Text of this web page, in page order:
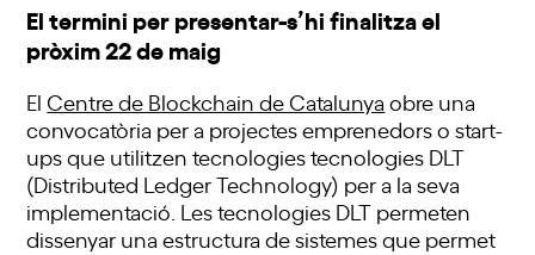
El termini per presentar-s’hi finalitza el
pròxim 22 de maig
ElCentre de Blockchain de Catalunya obre una
convocatòria per a projectes emprenedors o start-
ups que utilitzen tecnologies tecnologies DLT
(Distributed Ledger Technology) per a la seva
implementació. Les tecnologies DLT permeten
dissenyar una estructura de sistemes que permet